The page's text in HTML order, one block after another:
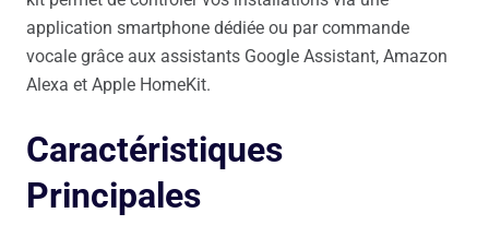
application smartphone dédiée ou par commande
vocale grâce aux assistants Google Assistant, Amazon
Alexa et Apple HomeKit.
Caractéristiques
Principales